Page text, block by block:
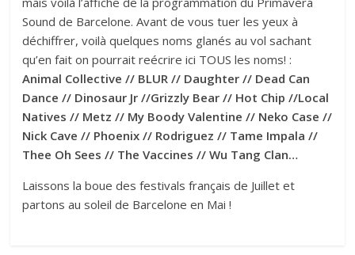
Sound de Barcelone. Avant de vous tuer les yeux à
déchiffrer, voilà quelques noms glanés au vol sachant
qu’en fait on pourrait reécrire ici TOUS les noms! :
Animal Collective // BLUR // Daughter // Dead Can
Dance // Dinosaur Jr //Grizzly Bear // Hot Chip //Local
Natives // Metz // My Boody Valentine // Neko Case //
Nick Cave // Phoenix // Rodriguez // Tame Impala //
Thee Oh Sees // The Vaccines // Wu Tang Clan…
Laissons la boue des festivals français de Juillet et
partons au soleil de Barcelone en Mai !